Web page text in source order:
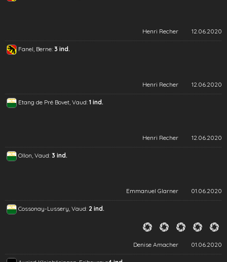
Henri Recher 12.06.2020
Fanel, Berne: 3 ind.
Henri Recher 12.06.2020
Etang de Pré Bovet, Vaud: 1 ind.
Henri Recher 12.06.2020
Ollon, Vaud: 3 ind.
Emmanuel Glarner 01.06.2020
Cossonay-Lussery, Vaud: 2 ind.
Denise Amacher 01.06.2020